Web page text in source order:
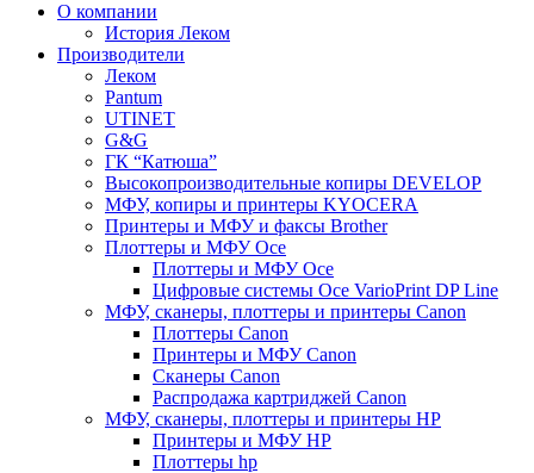
О компании
История Леком
Производители
Леком
Pantum
UTINET
G&G
ГК “Катюша”
Высокопроизводительные копиры DEVELOP
МФУ, копиры и принтеры KYOCERA
Принтеры и МФУ и факсы Brother
Плоттеры и МФУ Oce
Плоттеры и МФУ Oce
Цифровые системы Oce VarioPrint DP Line
МФУ, сканеры, плоттеры и принтеры Canon
Плоттеры Canon
Принтеры и МФУ Canon
Сканеры Canon
Распродажа картриджей Canon
МФУ, сканеры, плоттеры и принтеры HP
Принтеры и МФУ HP
Плоттеры hp